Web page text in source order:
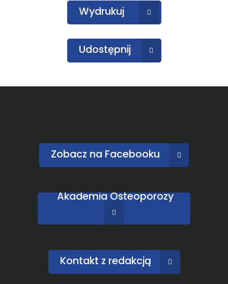
Wydrukuj
Udostępnij
Zobacz na Facebooku
Akademia Osteoporozy
Kontakt z redakcją